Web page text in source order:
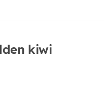
kiwi